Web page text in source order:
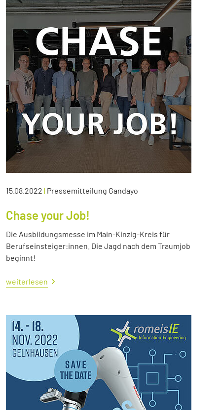
15.08.2022 | Pressemitteilung Gandayo
Chase your Job!
Die Ausbildungsmesse im Main-Kinzig-Kreis für
Berufseinsteiger:innen. Die Jagd nach dem Traumjob
beginnt!
weiterlesen